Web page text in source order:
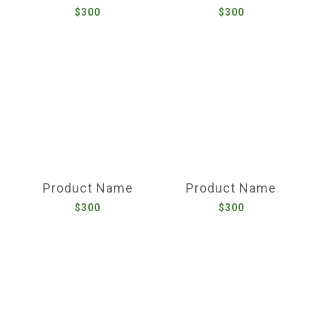
$300 $300
Product Name
$300
Product Name
$300